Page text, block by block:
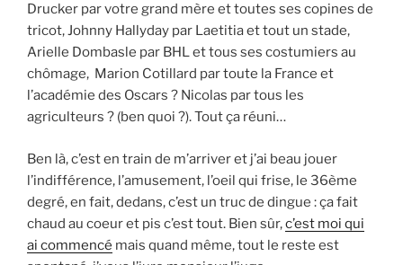
Drucker par votre grand mère et toutes ses copines de
tricot, Johnny Hallyday par Laetitia et tout un stade,
Arielle Dombasle par BHL et tous ses costumiers au
chômage, Marion Cotillard par toute la France et
l’académie des Oscars ? Nicolas par tous les
agriculteurs ? (ben quoi ?). Tout ça réuni…
Ben là, c’est en train de m’arriver et j’ai beau jouer
l’indifférence, l’amusement, l’oeil qui frise, le 36ème
degré, en fait, dedans, c’est un truc de dingue : ça fait
chaud au coeur et pis c’est tout. Bien sûr,c’est moi qui
ai commencé mais quand même, tout le reste est